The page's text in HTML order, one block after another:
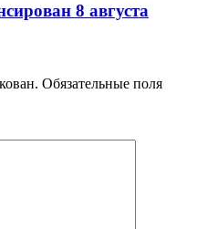
8 августа
Обязательные поля